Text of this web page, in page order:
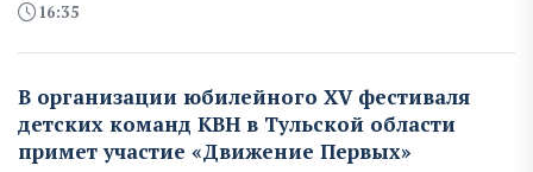
16:35
В организации юбилейного XV фестиваля
детских команд КВН в Тульской области
примет участие «Движение Первых»